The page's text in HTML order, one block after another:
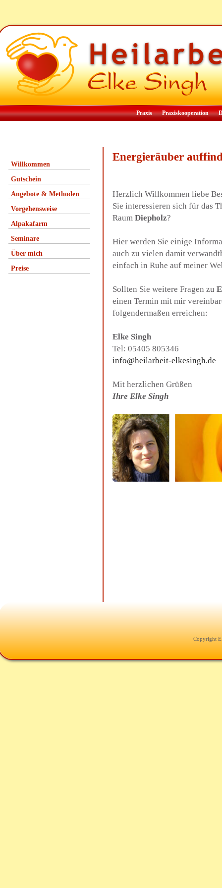
Praxis Praxiskooperation
Willkommen
Gutschein
Angebote & Methoden
Vorgehensweise
Alpakafarm
Seminare
Über mich
Preise
Energieräuber
Herzlich Willkommen liebe
Sie interessieren sich für das
Raum Diepholz?
Hier werden Sie einige
auch zu vielen damit
einfach in Ruhe auf meiner
Sollten Sie weitere Fragen zu
einen Termin mit mir
folgendermaßen erreichen:
Elke Singh
Tel: 05405 805346
info@heilarbeit-elkesingh.de
Mit herzlichen Grüßen
Ihre Elke Singh
Copyright